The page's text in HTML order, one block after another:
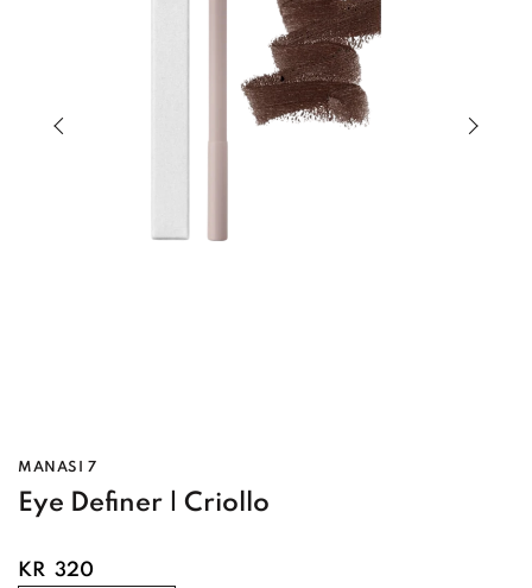
Previous slide of slider Next
MANASI 7
Eye Definer | Criollo
KR 320